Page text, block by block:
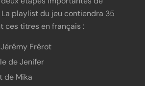
playlist du jeu contiendra 35
ces titres en français :
Frérot
de Jenifer
de Mika